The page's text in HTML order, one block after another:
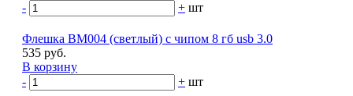
-
+ шт
Флешка BM004 (светлый) с чипом 8 гб usb 3.0
535 руб.
В корзину
-
+ шт